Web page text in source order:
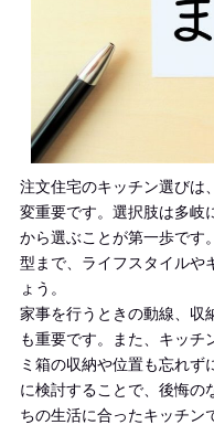
注文住宅のキッチン選びは
変重要です。選択肢は多岐
から選ぶことが第一歩です
型まで、ライフスタイルや
ょう。
家事を行うときの動線、収
も重要です。また、キッチ
ミ箱の収納や位置も忘れず
に検討することで、後悔の
ちの生活に合ったキッチン